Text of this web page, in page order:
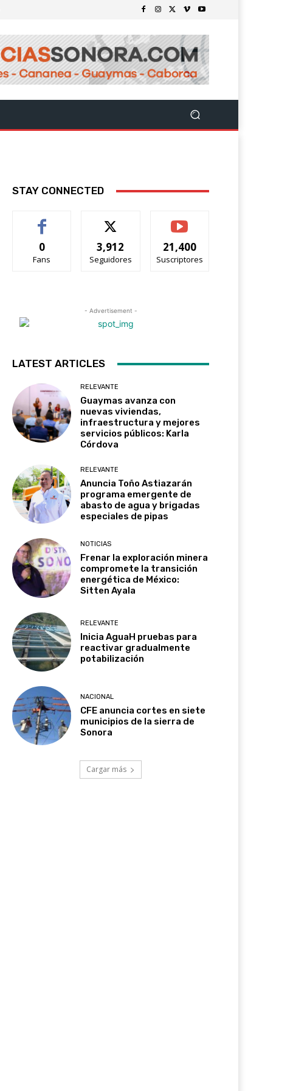
STAY CONNECTED
0
Fans
3,912
Seguidores
21,400
Suscriptores
- Advertisement -
LATEST ARTICLES
RELEVANTE
Guaymas avanza con
nuevas viviendas,
infraestructura y mejores
servicios públicos: Karla
Córdova
RELEVANTE
Anuncia Toño Astiazarán
programa emergente de
abasto de agua y brigadas
especiales de pipas
NOTICIAS
Frenar la exploración minera
compromete la transición
energética de México:
Sitten Ayala
RELEVANTE
Inicia AguaH pruebas para
reactivar gradualmente
potabilización
NACIONAL
CFE anuncia cortes en siete
municipios de la sierra de
Sonora
Cargar más